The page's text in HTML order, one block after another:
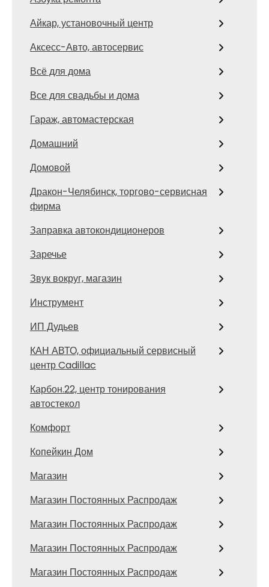
Айкар, установочный центр
Аксесс-Авто, автосервис
Всё для дома
Все для свадьбы и дома
Гараж, автомастерская
Домашний
Домовой
Дракон-Челябинск, торгово-сервисная
фирма
Заправка автокондиционеров
Заречье
Звук вокруг, магазин
Инструмент
ИП Дудьев
КАН АВТО, официальный сервисный
центр Cadillac
Карбон.22, центр тонирования
автостекол
Комфорт
Копейкин Дом
Магазин
Магазин Постоянных Распродаж
Магазин Постоянных Распродаж
Магазин Постоянных Распродаж
Магазин Постоянных Распродаж